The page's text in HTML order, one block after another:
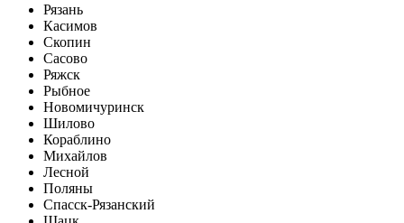
Рязань
Касимов
Скопин
Сасово
Ряжск
Рыбное
Новомичуринск
Шилово
Кораблино
Михайлов
Лесной
Поляны
Спасск-Рязанский